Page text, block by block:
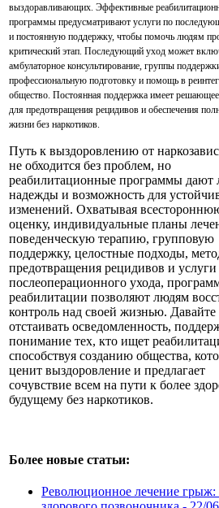
выздоравливающих. Эффективные
программы предусматривают услуги по
и постоянную поддержку, чтобы помочь людям
критический этап. Последующий уход может
амбулаторное консультирование, группы
профессиональную подготовку и помощь в
общество. Постоянная поддержка имеет решающее
для предотвращения рецидивов и обеспечения
жизни без наркотиков.
Путь к выздоровлению от
не обходится без проблем, но
реабилитационные программы дают
надежды и возможность для
изменений. Охватывая
оценку, индивидуальные планы
поведенческую терапию, групповую
поддержку, целостные подходы,
предотвращения рецидивов и услуги
послеоперационного ухода,
реабилитации позволяют людям
контроль над своей жизнью. Давайте
отстаивать осведомленность,
понимание тех, кто ищет
способствуя созданию общества,
ценит выздоровление и предлагает
сочувствие всем на пути к более
будущему без наркотиков.
Более новые статьи:
Революционное лечение грыж: